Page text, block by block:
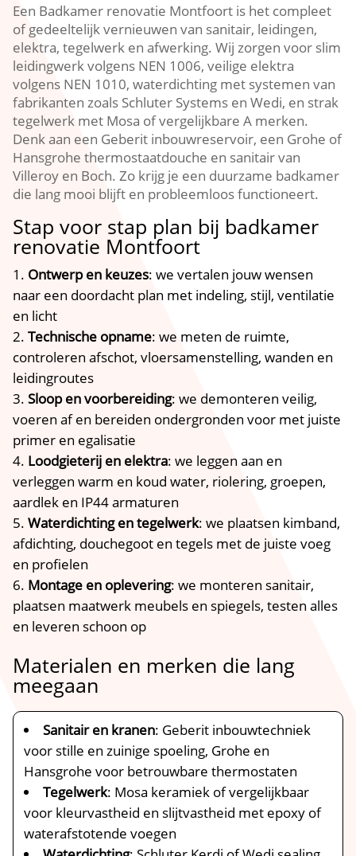
Een Badkamer renovatie Montfoort is het compleet
of gedeeltelijk vernieuwen van sanitair, leidingen,
elektra, tegelwerk en afwerking.​ Wij zorgen voor slim
leidingwerk volgens NEN 1006, veilige elektra
volgens NEN 1010, waterdichting met systemen van
fabrikanten zoals Schluter Systems en Wedi, en strak
tegelwerk met Mosa of vergelijkbare A merken.​
Denk aan een Geberit inbouwreservoir, een Grohe of
Hansgrohe thermostaatdouche en sanitair van
Villeroy en Boch.​ Zo krijg je een duurzame badkamer
die lang mooi blijft en probleemloos functioneert.​
Stap voor stap plan bij badkamer
renovatie Montfoort
Ontwerp en keuzes: we vertalen jouw wensen
naar een doordacht plan met indeling, stijl, ventilatie
en licht
Technische opname: we meten de ruimte,
controleren afschot, vloersamenstelling, wanden en
leidingroutes
Sloop en voorbereiding: we demonteren veilig,
voeren af en bereiden ondergronden voor met juiste
primer en egalisatie
Loodgieterij en elektra: we leggen aan en
verleggen warm en koud water, riolering, groepen,
aardlek en IP44 armaturen
Waterdichting en tegelwerk: we plaatsen kimband,
afdichting, douchegoot en tegels met de juiste voeg
en profielen
Montage en oplevering: we monteren sanitair,
plaatsen maatwerk meubels en spiegels, testen alles
en leveren schoon op
Materialen en merken die lang
meegaan
Sanitair en kranen: Geberit inbouwtechniek
voor stille en zuinige spoeling, Grohe en
Hansgrohe voor betrouwbare thermostaten
Tegelwerk: Mosa keramiek of vergelijkbaar
voor kleurvastheid en slijtvastheid met epoxy of
waterafstotende voegen